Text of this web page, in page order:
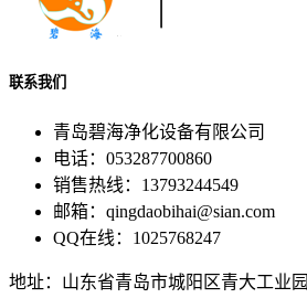
联系我们
青岛碧海净化设备有限公司
电话：053287700860
销售热线：13793244549
邮箱：qingdaobihai@sian.com
QQ在线：1025768247
地址：山东省青岛市城阳区青大工业园